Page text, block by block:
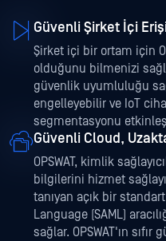
Güvenli Şirket İçi
Şirket içi bir ortam için
olduğunu bilmenizi
güvenlik uyumluluğu
engelleyebilir ve IoT
segmentasyonu
Güvenli Cloud,
OPSWAT, kimlik
bilgilerini hizmet
tanıyan açık bir
Language (SAML)
sağlar. OPSWAT'ın